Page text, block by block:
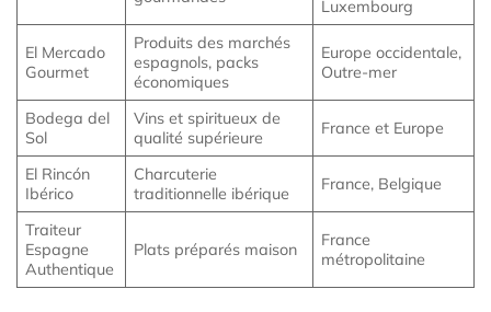
Luxembourg
El Mercado
Gourmet
Produits des marchés
espagnols, packs
économiques
Europe occidentale,
Outre-mer
Bodega del
Sol
Vins et spiritueux de
qualité supérieure
France et Europe
El Rincón
Ibérico
Charcuterie
traditionnelle ibérique
France, Belgique
Traiteur
Espagne
Authentique
Plats préparés maison
France
métropolitaine